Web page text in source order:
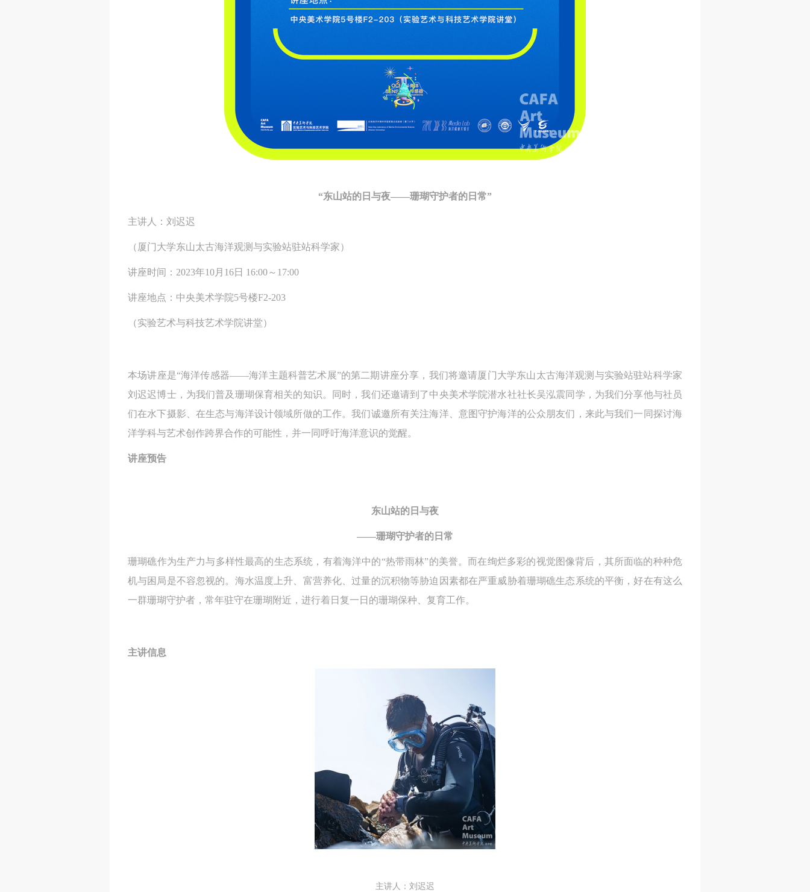
“东山站的日与夜——珊瑚守护者的日常”
主讲人：刘迟迟
（厦门大学东山太古海洋观测与实验站驻站科学家）
讲座时间：2023年10月16日 16:00～17:00
讲座地点：中央美术学院5号楼F2-203
（实验艺术与科技艺术学院讲堂）
本场讲座是“海洋传感器——海洋主题科普艺术展”的第二期讲座分享，我们将邀请厦门大学东山太古海洋观测与实验站驻站科学家
刘迟迟博士，为我们普及珊瑚保育相关的知识。同时，我们还邀请到了中央美术学院潜水社社长吴泓震同学，为我们分享他与社员
们在水下摄影、在生态与海洋设计领域所做的工作。我们诚邀所有关注海洋、意图守护海洋的公众朋友们，来此与我们一同探讨海
洋学科与艺术创作跨界合作的可能性，并一同呼吁海洋意识的觉醒。
讲座预告
东山站的日与夜
——珊瑚守护者的日常
珊瑚礁作为生产力与多样性最高的生态系统，有着海洋中的“热带雨林”的美誉。而在绚烂多彩的视觉图像背后，其所面临的种种危
机与困局是不容忽视的。海水温度上升、富营养化、过量的沉积物等胁迫因素都在严重威胁着珊瑚礁生态系统的平衡，好在有这么
一群珊瑚守护者，常年驻守在珊瑚附近，进行着日复一日的珊瑚保种、复育工作。
主讲信息
主讲人：刘迟迟
中央美术学院美术馆出版授权协议书
本人完全同意《中央美术学院美术馆》（以下简称“CAFAM”），愿意将本人
参与中央美术学院美术馆公共教育部组织的公益性活动（包括美术馆会员活
动）的涉及本人的图像、照片、文字、著作、活动成果（如参与工作坊创作
的作品）提交中央美术学院用作发表、出版。中央美术学院可以以电子、网
中央美术学院美术馆出版授权协议书
本人完全同意《中央美术学院美术馆》（以下简称“CAFAM”），愿意将本人
参与中央美术学院美术馆公共教育部组织的公益性活动（包括美术馆会员活
动）的涉及本人的图像、照片、文字、著作、活动成果（如参与工作坊创作
的作品）提交中央美术学院用作发表、出版。中央美术学院可以以电子、网
中央美术学院美术馆出版授权协议书
本人完全同意《中央美术学院美术馆》（以下简称“CAFAM”），愿意将本人
参与中央美术学院美术馆公共教育部组织的公益性活动（包括美术馆会员活
动）的涉及本人的图像、照片、文字、著作、活动成果（如参与工作坊创作
的作品）提交中央美术学院用作发表、出版。中央美术学院可以以电子、网
快捷登录 帐号密码登录
发送验证码
手机号码将作为您的登录账号
验证码
登录